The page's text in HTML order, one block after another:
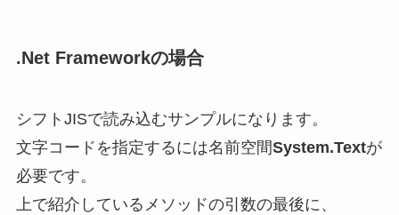
.Net Frameworkの場合
シフトJISで読み込むサンプルになります。
文字コードを指定するには名前空間System.Textが
必要です。
上で紹介しているメソッドの引数の最後に、